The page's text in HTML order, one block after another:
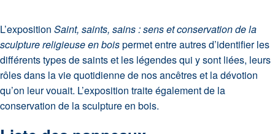
L’exposition Saint, saints, sains : sens et conservation de la
sculpture religieuse en boispermet entre autres d’identifier les
différents types de saints et les légendes qui y sont liées, leurs
rôles dans la vie quotidienne de nos ancêtres et la dévotion
qu’on leur vouait. L’exposition traite également de la
conservation de la sculpture en bois.